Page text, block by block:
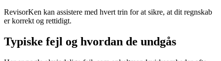
RevisorKen kan assistere med hvert trin for at sikre, at dit regnskab
er korrekt og rettidigt.
Typiske fejl og hvordan de undgås